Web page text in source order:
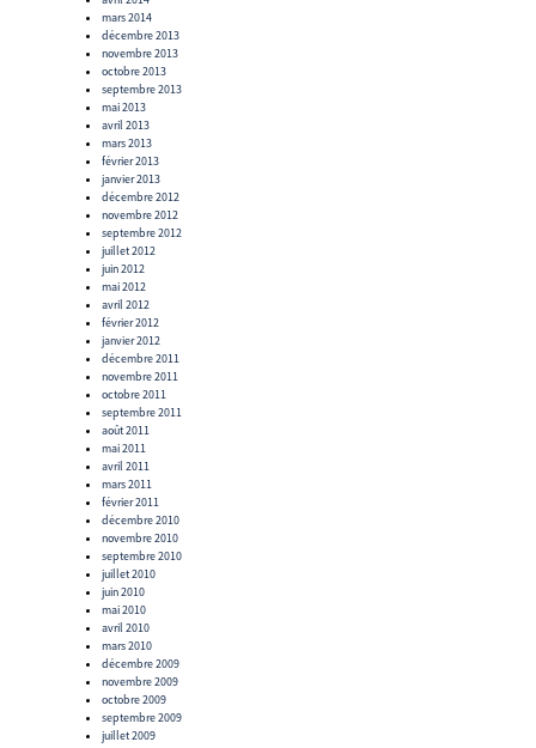
mars 2014
décembre 2013
novembre 2013
octobre 2013
septembre 2013
mai 2013
avril 2013
mars 2013
février 2013
janvier 2013
décembre 2012
novembre 2012
septembre 2012
juillet 2012
juin 2012
mai 2012
avril 2012
février 2012
janvier 2012
décembre 2011
novembre 2011
octobre 2011
septembre 2011
août 2011
mai 2011
avril 2011
mars 2011
février 2011
décembre 2010
novembre 2010
septembre 2010
juillet 2010
juin 2010
mai 2010
avril 2010
mars 2010
décembre 2009
novembre 2009
octobre 2009
septembre 2009
juillet 2009